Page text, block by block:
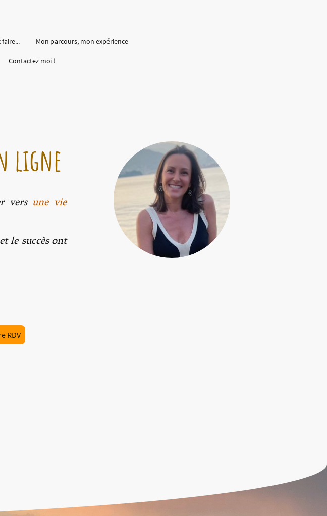
faire... Mon parcours, mon expérience
Contactez moi !
ligne
vers une vie
le succès ont
RDV